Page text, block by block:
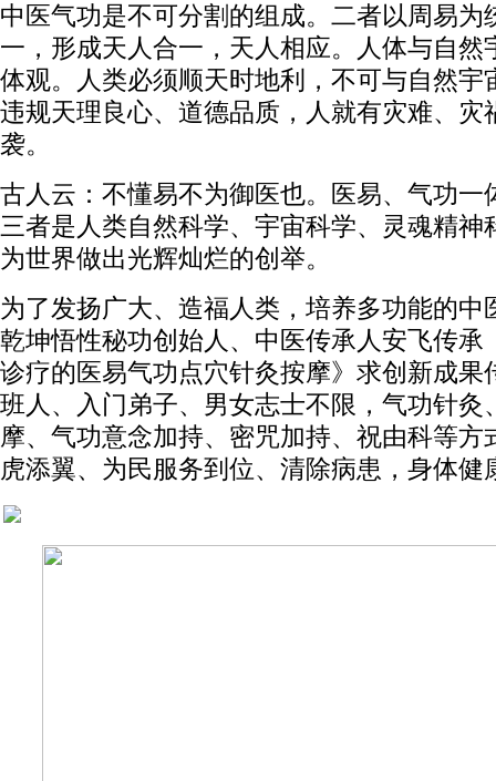
中医气功是不可分割的组成。二者以周易为
一，形成天人合一，天人相应。人体与自然
体观。人类必须顺天时地利，不可与自然宇
违规天理良心、道德品质，人就有灾难、灾
袭。
古人云：不懂易不为御医也。医易、气功一
三者是人类自然科学、宇宙科学、灵魂精神
为世界做出光辉灿烂的创举。
为了发扬广大、造福人类，培养多功能的中
乾坤悟性秘功创始人、中医传承人安飞传承
诊疗的医易气功点穴针灸按摩》求创新成果
班人、入门弟子、男女志士不限，气功针灸
摩、气功意念加持、密咒加持、祝由科等方
虎添翼、为民服务到位、清除病患，身体健